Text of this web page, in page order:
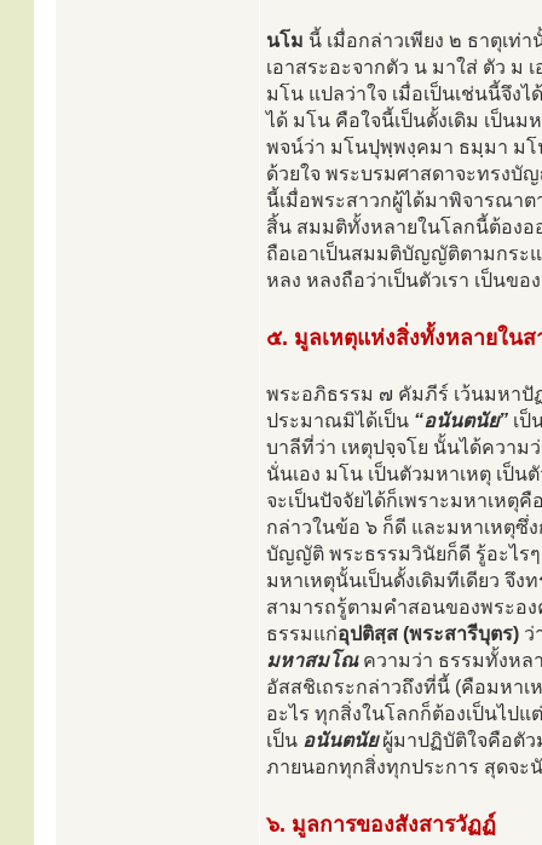
นโม นี้ เมื่อกล่าวเพียง ๒ ธาตุเ
เอาสระอะจากตัว น มาใส่ ตัว ม
มโน แปลว่าใจ เมื่อเป็นเช่นนี้จึง
ได้ มโน คือใจนี้เป็นดั้งเดิม เป็น
พจน์ว่า มโนปุพฺพงฺคมา ธมฺมา มโ
ด้วยใจ พระบรมศาสดาจะทรง
นี้เมื่อพระสาวกผู้ได้มาพิจารณา
สิ้น สมมติทั้งหลายในโลกนี้ต้องอ
ถือเอาเป็นสมมติบัญญัติตามกระ
หลง หลงถือว่าเป็นตัวเรา เป็นขอ
๕. มูลเหตุแห่งสิ่งทั้งหลายใน
พระอภิธรรม ๗ คัมภีร์ เว้นมหา
ประมาณมิได้เป็น “อนันตนัย” เป็
บาลีที่ว่า เหตุปจฺจโย นั้นได้ความ
นั่นเอง มโน เป็นตัวมหาเหตุ เป็
จะเป็นปัจจัยได้ก็เพราะมหาเหตุ
กล่าวในข้อ ๖ ก็ดี และมหาเหตุซึ่
บัญญัติ พระธรรมวินัยก็ดี รู้อะไร
มหาเหตุนั้นเป็นดั้งเดิมทีเดียว จึ
สามารถรู้ตามคำสอนของพระอง
ธรรมแก่อุปติสฺส (พระสารีบุตร) ว่
มหาสมโณความว่า ธรรมทั้งหลา
อัสสชิเถระกล่าวถึงที่นี้ (คือมหาเ
อะไร ทุกสิ่งในโลกก็ต้องเป็นไป
เป็น อนันตนัยผู้มาปฏิบัติใจคือตัว
ภายนอกทุกสิ่งทุกประการ สุดจะ
๖. มูลการของสังสารวัฏฏ์